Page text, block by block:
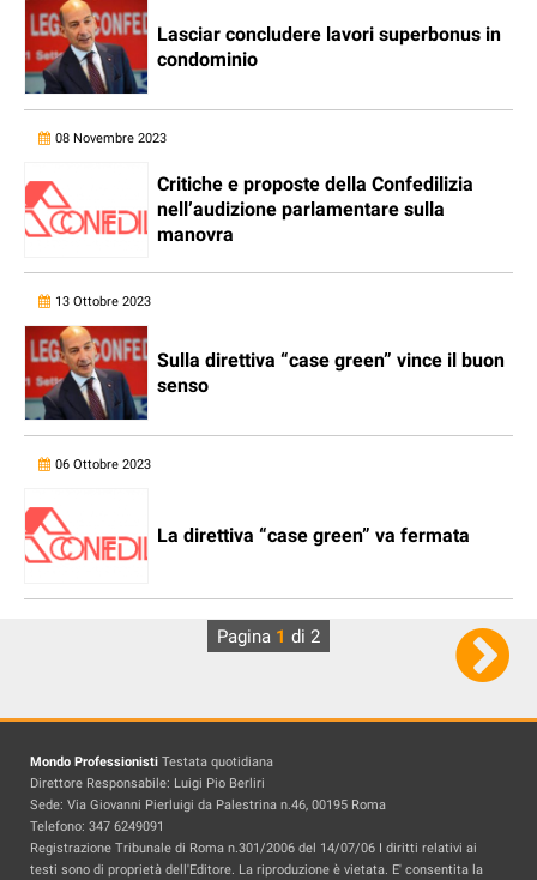
Lasciar concludere lavori superbonus in
condominio
08 Novembre 2023
Critiche e proposte della Confedilizia
nell’audizione parlamentare sulla
manovra
13 Ottobre 2023
Sulla direttiva “case green” vince il buon
senso
06 Ottobre 2023
La direttiva “case green” va fermata
Pagina 1 di 2
Mondo Professionisti Testata quotidiana
Direttore Responsabile: Luigi Pio Berliri
Sede: Via Giovanni Pierluigi da Palestrina n.46, 00195 Roma
Telefono: 347 6249091
Registrazione Tribunale di Roma n.301/2006 del 14/07/06 I diritti relativi ai
testi sono di proprietà dell'Editore. La riproduzione è vietata. E' consentita la